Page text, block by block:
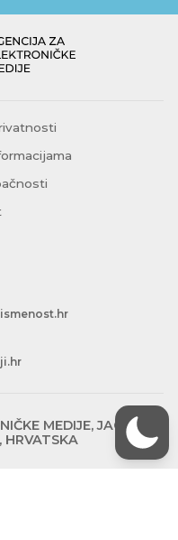
MEDIJE, JAGIĆEVA
HRVATSKA